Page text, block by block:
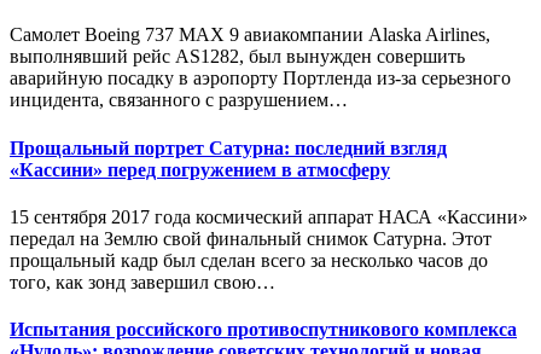
Самолет Boeing 737 MAX 9 авиакомпании Alaska Airlines,
выполнявший рейс AS1282, был вынужден совершить
аварийную посадку в аэропорту Портленда из-за серьезного
инцидента, связанного с разрушением…
Прощальный портрет Сатурна: последний взгляд
«Кассини» перед погружением в атмосферу
15 сентября 2017 года космический аппарат НАСА «Кассини»
передал на Землю свой финальный снимок Сатурна. Этот
прощальный кадр был сделан всего за несколько часов до
того, как зонд завершил свою…
Испытания российского противоспутникового комплекса